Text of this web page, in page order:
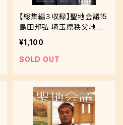
【総集編３収録】聖地会議15
島田邦弘 埼玉県秩父地域
振興センター副所長 え！こ
の前!? 埼玉県観光課は20
09年に設立!!
¥1,100
SOLD OUT